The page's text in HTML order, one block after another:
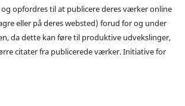
opfordres til at publicere deres værker online
eller på deres websted) forud for og under
da dette kan føre til produktive udvekslinger,
citater fra publicerede værker. Initiative for